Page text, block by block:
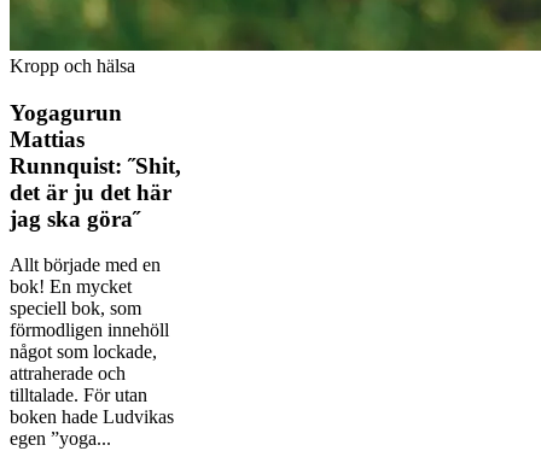
Kropp och hälsa
Yogagurun
Mattias
Runnquist: ˝Shit,
det är ju det här
jag ska göra˝
Allt började med en
bok! En mycket
speciell bok, som
förmodligen innehöll
något som lockade,
attraherade och
tilltalade. För utan
boken hade Ludvikas
egen ”yoga...